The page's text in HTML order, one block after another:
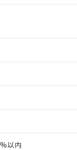
以内
サービスの対象外と
載している更新日時
のお取引先、または
は「販売ネットワー
前の承諾なく第三者
ス）をご利用いただ
1000ppm以下、ポリ
以下、フタル酸ブチ
1000ppm以下
用除外項目は除く。
的な使用がないことを確認
前後することがあり
準値以下であること
) : 100ppm、
ブチル) : 1000ppm、
以下であることを示
外部に漏えいし、
は、日本国政府の輸
化学兵器、生物兵器
合は、上記1、2およ
関係者が違法に輸出
、お客様のお取引
ださい)